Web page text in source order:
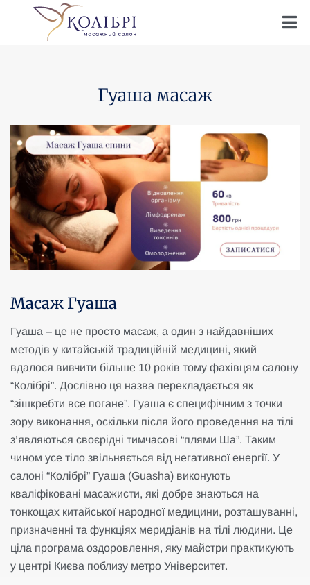
Гуаша масаж
Масаж Гуаша
Гуаша – це не просто масаж, а один з найдавніших
методів у китайській традиційній медицині, який
вдалося вивчити більше 10 років тому фахівцям салону
“Колібрі”. Дослівно ця назва перекладається як
“зішкребти все погане”. Гуаша є специфічним з точки
зору виконання, оскільки після його проведення на тілі
з’являються своєрідні тимчасові “плями Ша”. Таким
чином усе тіло звільняється від негативної енергії. У
салоні “Колібрі” Гуаша (Guasha) виконують
кваліфіковані масажисти, які добре знаються на
тонкощах китайської народної медицини, розташуванні,
призначенні та функціях меридіанів на тілі людини. Це
ціла програма оздоровлення, яку майстри практикують
у центрі Києва поблизу метро Університет.